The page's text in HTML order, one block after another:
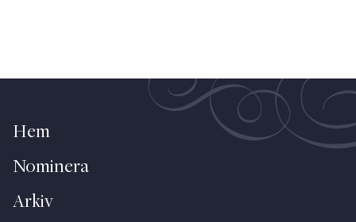
Hem
Nominera
Arkiv